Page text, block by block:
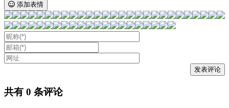
添加表情
共有 0 条评论